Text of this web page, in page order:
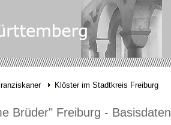
Klöster im Stadtkreis Freiburg
Brüder" Freiburg - Basisdaten